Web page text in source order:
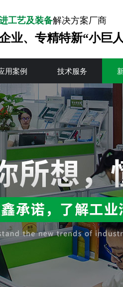
工艺及装备解决方案厂商
业、专精特新“小巨
用案例 技术服务